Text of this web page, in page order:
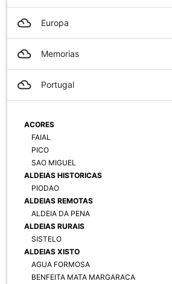
filter_drama Europa
filter_drama Memorias
filter_drama Portugal
ACORES
FAIAL
PICO
SAO MIGUEL
ALDEIAS HISTORICAS
PIODAO
ALDEIAS REMOTAS
ALDEIA DA PENA
ALDEIAS RURAIS
SISTELO
ALDEIAS XISTO
AGUA FORMOSA
BENFEITA MATA MARGARACA